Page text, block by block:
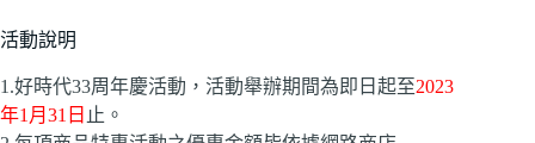
活動說明
1.好時代33周年慶活動，活動舉辦期間為即日起至2023
年1月31日 止。